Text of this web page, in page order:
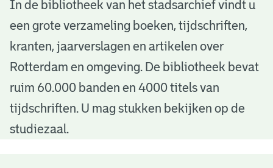
B
b
o
In de bibliotheek van het stadsarchief vindt u
een grote verzameling boeken, tijdschriften,
kranten, jaarverslagen en artikelen over
Rotterdam en omgeving. De bibliotheek bevat
ruim 60.000 banden en 4000 titels van
tijdschriften. U mag stukken bekijken op de
studiezaal.